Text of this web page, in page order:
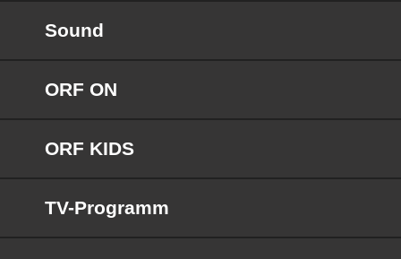
Sound
ORF ON
ORF KIDS
TV-Programm